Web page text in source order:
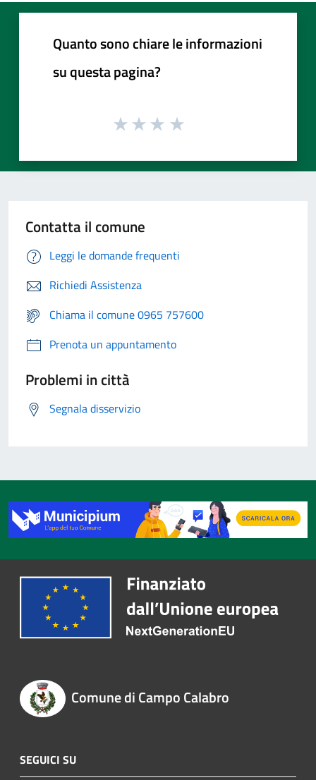
Quanto sono chiare le informazioni
su questa pagina?
Contatta il comune
Leggi le domande frequenti
Richiedi Assistenza
Chiama il comune 0965 757600
Prenota un appuntamento
Problemi in città
Segnala disservizio
Comune di Campo Calabro
SEGUICI SU